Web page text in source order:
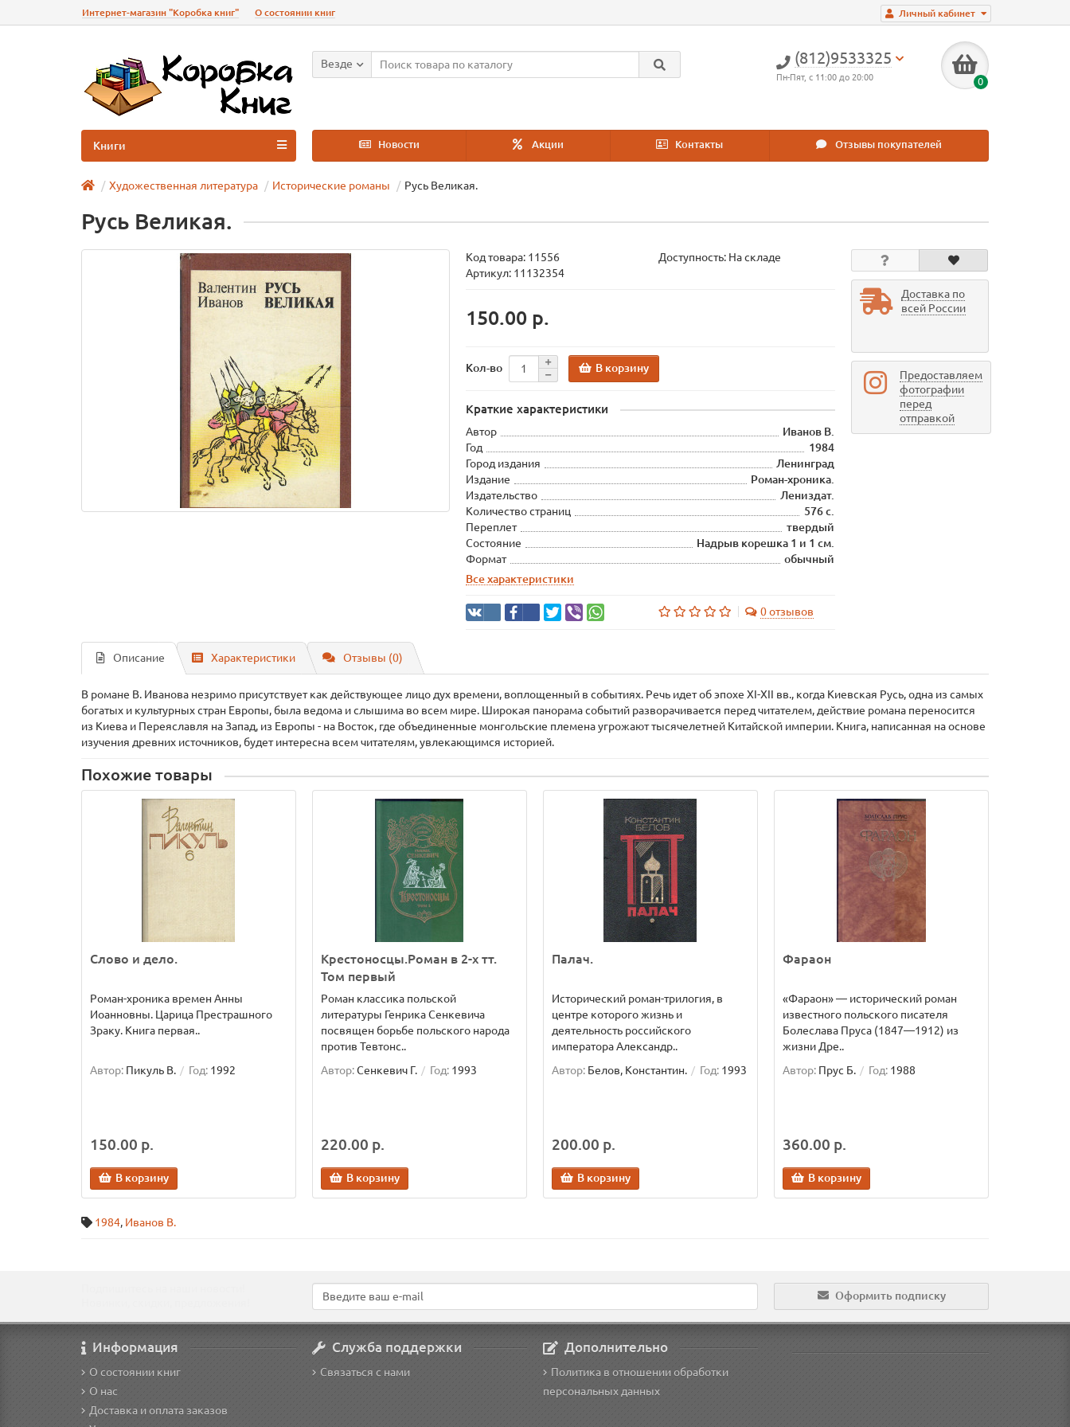
Личный кабинет
Интернет-магазин "Коробка книг" О состоянии книг
(812)9533325
Пн-Пят, с 11:00 до 20:00 0
Везде
Новости Акции Контакты Отзывы покупателей
Книги
Художественная литература Исторические романы Русь Великая.
Русь Великая.
Код товара: 11556
Доступность: На складе
Артикул: 11132354
150.00 р.
Кол-во В корзину
Краткие характеристики
Автор
Иванов В.
Год
1984
Город издания
Ленинград
Издание
Роман-хроника.
Издательство
Лениздат.
Количество страниц
576 с.
Переплет
твердый
Состояние
Надрыв корешка 1 и 1 см.
Формат
обычный
Все характеристики
0 отзывов
Доставка по
всей России
Предоставляем
фотографии
перед
отправкой
Описание Характеристики Отзывы (0)
В романе В. Иванова незримо присутствует как действующее лицо дух времени, воплощенный в событиях. Речь идет об эпохе XI-XII вв., когда Киевская Русь, одна из самых
богатых и культурных стран Европы, была ведома и слышима во всем мире. Широкая панорама событий разворачивается перед читателем, действие романа переносится
из Киева и Переяславля на Запад, из Европы - на Восток, где объединенные монгольские племена угрожают тысячелетней Китайской империи. Книга, написанная на основе
изучения древних источников, будет интересна всем читателям, увлекающимся историей.
Похожие товары
Слово и дело.
Роман-хроника времен Анны
Иоанновны. Царица Престрашного
Зраку. Книга первая..
Автор: Пикуль В. Год: 1992
150.00 р.
В корзину
Крестоносцы.Роман в 2-х тт.
Том первый
Роман классика польской
литературы Генрика Сенкевича
посвящен борьбе польского народа
против Тевтонс..
Автор:Сенкевич Г. Год: 1993
220.00 р.
В корзину
Палач.
Исторический роман-трилогия, в
центре которого жизнь и
деятельность российского
императора Александр..
Автор: Белов, Константин. Год: 1993
200.00 р.
В корзину
Фараон
«Фараон» — исторический роман
известного польского писателя
Болеслава Пруса (1847—1912) из
жизни Дре..
Автор: Прус Б. Год: 1988
360.00 р.
В корзину
1984, Иванов В.
Оформить подписку
Информация
О состоянии книг
О нас
Доставка и оплата заказов
Служба поддержки
Связаться с нами
Дополнительно
Политика в отношении обработки
персональных данных